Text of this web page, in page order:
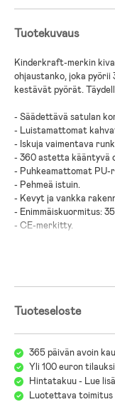
Tuotekuvaus
Kinderkraft-merkin
ohjaustanko, joka
kestävät pyörät.
- Säädettävä satulan
- Luistamattomat
- Iskuja vaimentava
- 360 astetta kääntyvä
- Puhkeamattomat PU-
- Pehmeä istuin.
- Kevyt ja vankka
- Enimmäiskuormitus:
- CE-merkitty.
Tuoteseloste
365 päivän avoin
Yli 100 euron
Hintatakuu - Lue
Luotettava toimitus